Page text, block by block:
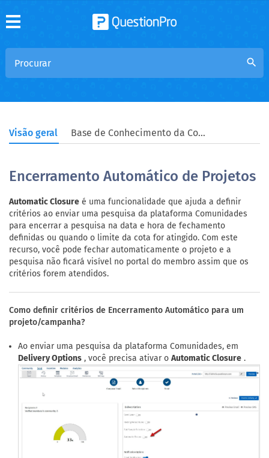
search
Visão geral Base de Conhecimento da Comunidade
Encerramento Automático de Projetos
Automatic Closure é uma funcionalidade que ajuda a definir
critérios ao enviar uma pesquisa da plataforma Comunidades
para encerrar a pesquisa na data e hora de fechamento
definidas ou quando o limite da cota for atingido. Com este
recurso, você pode fechar automaticamente o projeto e a
pesquisa não ficará visível no portal do membro assim que os
critérios forem atendidos.
Como definir critérios de Encerramento Automático para um
projeto/campanha?
Ao enviar uma pesquisa da plataforma Comunidades, em
Delivery Options , você precisa ativar o Automatic Closure .